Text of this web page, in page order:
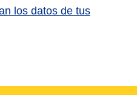
los datos de tus